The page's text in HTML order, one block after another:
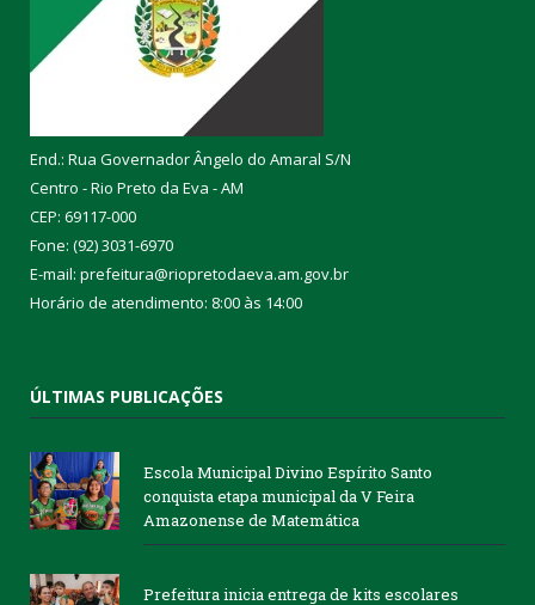
End.: Rua Governador Ângelo do Amaral S/N
Centro - Rio Preto da Eva - AM
CEP: 69117-000
Fone: (92) 3031-6970
E-mail: prefeitura@riopretodaeva.am.gov.br
Horário de atendimento: 8:00 às 14:00
ÚLTIMAS PUBLICAÇÕES
Escola Municipal Divino Espírito Santo
conquista etapa municipal da V Feira
Amazonense de Matemática
Prefeitura inicia entrega de kits escolares